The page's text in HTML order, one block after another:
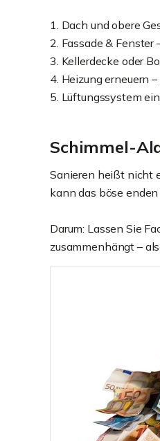
1. Dach und obere
2. Fassade &
3. Kellerdecke oder
4. Heizung erneuern
5. Lüftungssystem
Schimmel-
Sanieren heißt nicht
kann das böse
Darum: Lassen Sie
zusammenhängt –